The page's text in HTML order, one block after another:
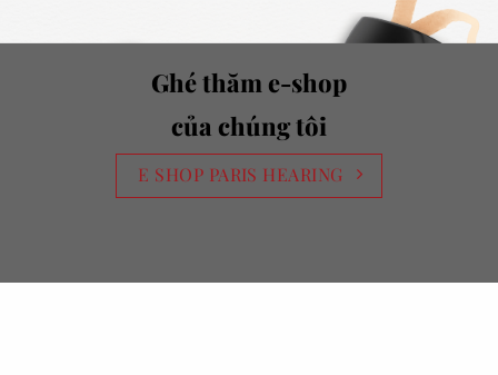
Ghé thăm e-shop
của chúng tôi
E SHOP PARIS HEARING